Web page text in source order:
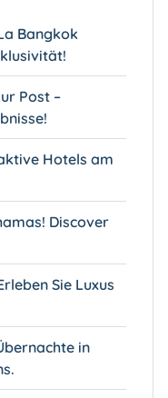
Bangkok
Post –
Hotels am
Discover
Sie Luxus
in